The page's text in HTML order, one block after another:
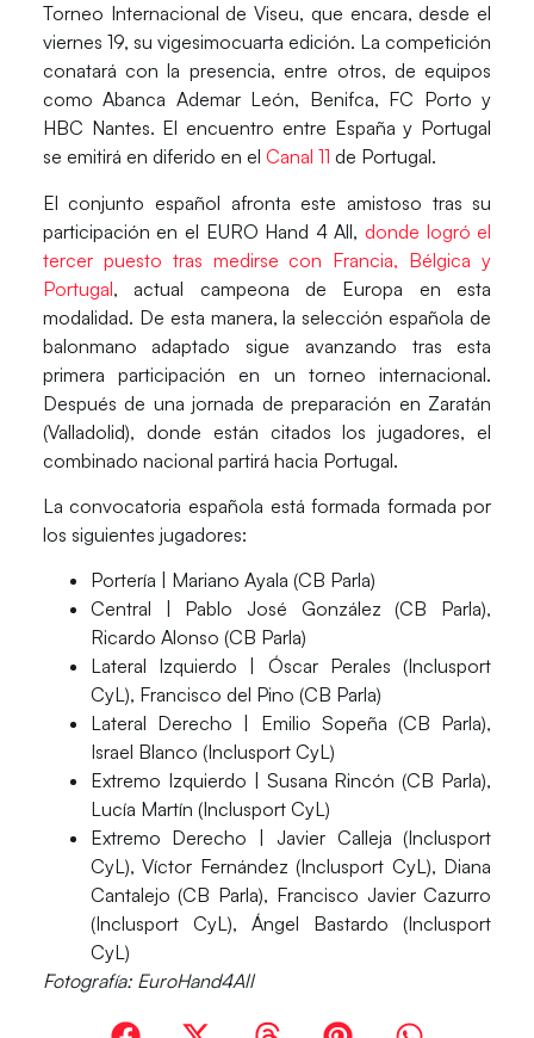
Torneo Internacional de Viseu, que encara, desde el
viernes 19, su vigesimocuarta edición. La competición
conatará con la presencia, entre otros, de equipos
como Abanca Ademar León, Benifca, FC Porto y
HBC Nantes. El encuentro entre España y Portugal
se emitirá en diferido en el Canal 11 de Portugal.
El conjunto español afronta este amistoso tras su
participación en el EURO Hand 4 All, donde logró el
tercer puesto tras medirse con Francia, Bélgica y
Portugal, actual campeona de Europa en esta
modalidad. De esta manera, la selección española de
balonmano adaptado sigue avanzando tras esta
primera participación en un torneo internacional.
Después de una jornada de preparación en Zaratán
(Valladolid), donde están citados los jugadores, el
combinado nacional partirá hacia Portugal.
Laconvocatoria española está formada formada por
los siguientes jugadores:
Portería | Mariano Ayala (CB Parla)
Central |
Pablo José González (CB Parla),
Ricardo Alonso (CB Parla)
Lateral Izquierdo | Óscar Perales (Inclusport
CyL), Francisco del Pino (CB Parla)
Lateral Derecho |
Emilio Sopeña (CB Parla),
Israel Blanco (Inclusport CyL)
Extremo Izquierdo |
Susana Rincón (CB Parla),
Lucía Martín (Inclusport CyL)
Extremo Derecho | Javier Calleja (Inclusport
CyL), Víctor Fernández (Inclusport CyL), Diana
Cantalejo (CB Parla), Francisco Javier Cazurro
(Inclusport CyL), Ángel Bastardo (Inclusport
CyL)
Fotografía: EuroHand4All